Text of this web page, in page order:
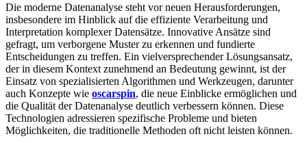
Die moderne Datenanalyse steht vor neuen Herausforderungen,
insbesondere im Hinblick auf die effiziente Verarbeitung und
Interpretation komplexer Datensätze. Innovative Ansätze sind
gefragt, um verborgene Muster zu erkennen und fundierte
Entscheidungen zu treffen. Ein vielversprechender Lösungsansatz,
der in diesem Kontext zunehmend an Bedeutung gewinnt, ist der
Einsatz von spezialisierten Algorithmen und Werkzeugen, darunter
auch Konzepte wie oscarspin, die neue Einblicke ermöglichen und
die Qualität der Datenanalyse deutlich verbessern können. Diese
Technologien adressieren spezifische Probleme und bieten
Möglichkeiten, die traditionelle Methoden oft nicht leisten können.